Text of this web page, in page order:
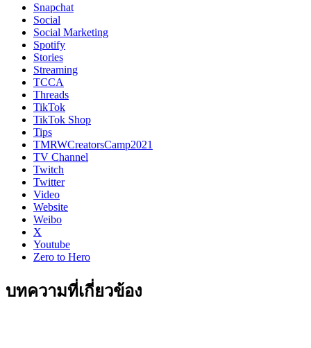
Snapchat
Social
Social Marketing
Spotify
Stories
Streaming
TCCA
Threads
TikTok
TikTok Shop
Tips
TMRWCreatorsCamp2021
TV Channel
Twitch
Twitter
Video
Website
Weibo
X
Youtube
Zero to Hero
บทความที่เกี่ยวข้อง